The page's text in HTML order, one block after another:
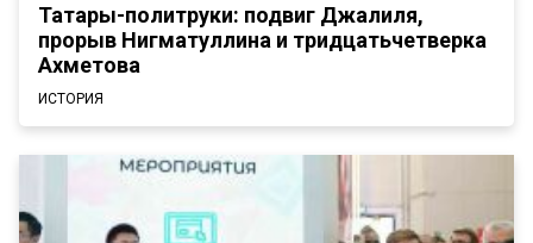
Татары-политруки: подвиг Джалиля,
прорыв Нигматуллина и тридцатьчетверка
Ахметова
ИСТОРИЯ